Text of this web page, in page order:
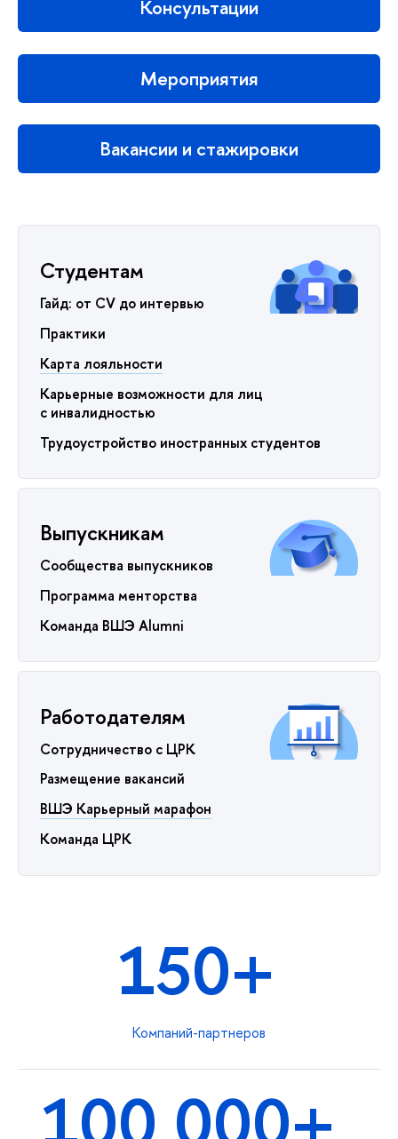
Консультации
Мероприятия
Вакансии и стажировки
Студентам
Гайд: от CV до интервью
Практики
Карта лояльности
Карьерные возможности для лиц
с инвалидностью
Трудоустройство иностранных студентов
Выпускникам
Сообщества выпускников
Программа менторства
Команда ВШЭ Alumni
Работодателям
Сотрудничество с ЦРК
Размещение вакансий
ВШЭ Карьерный марафон
Команда ЦРК
150+
Компаний-партнеров